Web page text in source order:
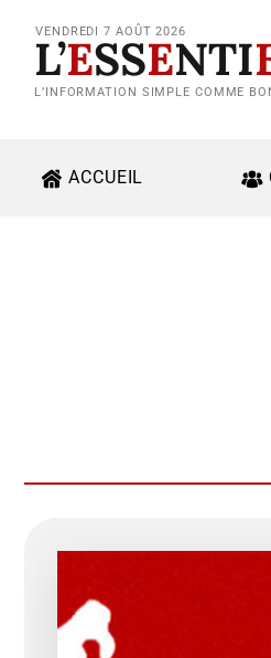
VENDREDI 7 AOÛT 2026
L’ESSENTI
L’INFORMATION SIMPLE COMME
ACCUEIL